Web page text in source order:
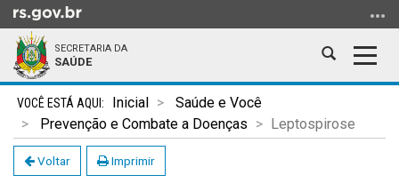
para
conteúdo
menu
SECRETARIA DA
SAÚDE
Abrir
Início
conteúdo
Inicial
Saúde e Você
Prevenção e Combate a Doenças
Leptospirose
Voltar Imprimir